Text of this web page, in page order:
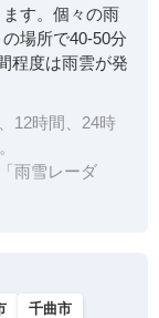
す。個々の雨
場所で40-50分
程度は雨雲が発
12時間、24時
雨雪レーダ
千曲市